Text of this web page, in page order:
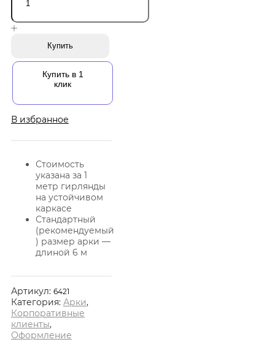
Купить
Купить в 1
клик
В избранное
Стоимость
указана за 1
метр гирлянды
на устойчивом
каркасе
Стандартный
(рекомендуемый
) размер арки —
длиной 6 м
Артикул: 6421
Категория: Арки,
Корпоративные
клиенты,
Оформление